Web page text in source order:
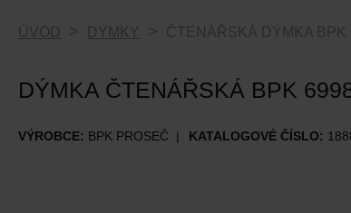
ÚVOD DÝMKY ČTENÁŘSKÁ DÝMKA BPK
DÝMKA ČTENÁŘSKÁ BPK
VÝROBCE: BPK PROSEČ KATALOGOVÉ ČÍSLO: